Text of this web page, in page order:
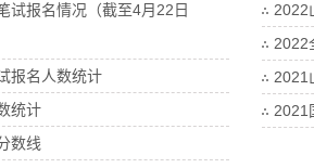
试报名情况（截至4月22日
报名人数统计
统计
数线
2022
2022
2021
2021